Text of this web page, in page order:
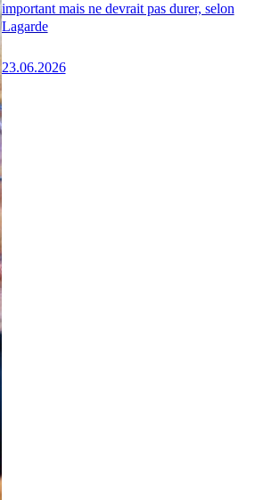
important mais ne devrait pas durer, selon
Lagarde
23.06.2026